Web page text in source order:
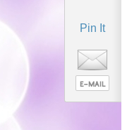
Pin It